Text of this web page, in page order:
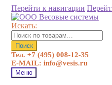
Перейти к навигации
Искать:
Поиск
Тел. +7 (495) 008-12-35
E-MAIL: info@vesis.ru
Меню